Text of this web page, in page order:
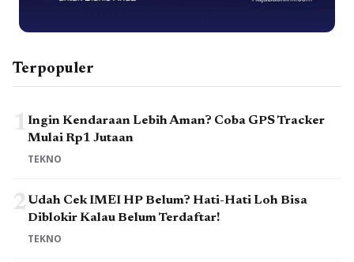
Terpopuler
1Ingin Kendaraan Lebih Aman? Coba GPS Tracker
Mulai Rp1 Jutaan
TEKNO
2Udah Cek IMEI HP Belum? Hati-Hati Loh Bisa
Diblokir Kalau Belum Terdaftar!
TEKNO